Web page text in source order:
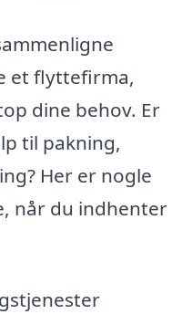
et flyttefirma,
dine behov. Er
til pakning,
Her er nogle
når du indhenter